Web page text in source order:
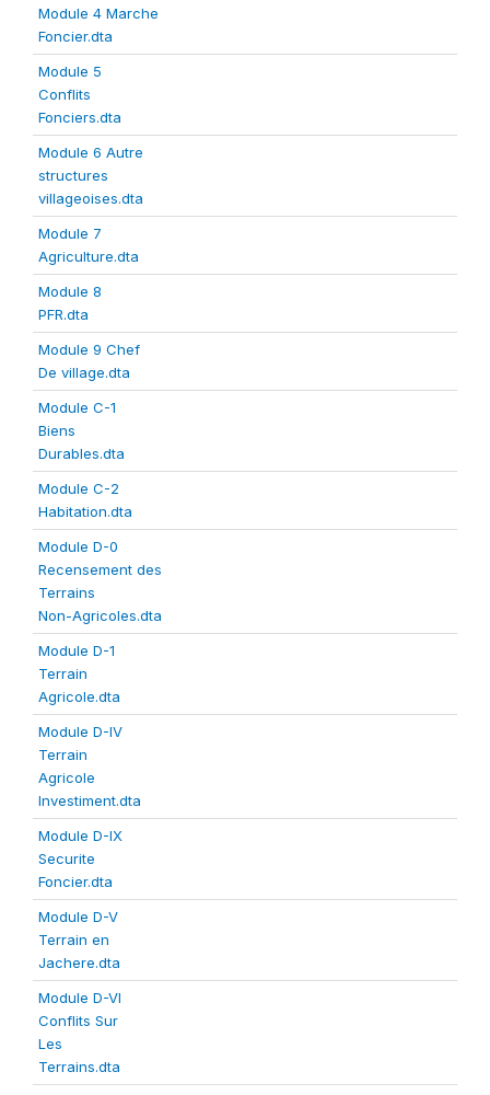
Module 4 Marche
Foncier.dta
Module 5
Conflits
Fonciers.dta
Module 6 Autre
structures
villageoises.dta
Module 7
Agriculture.dta
Module 8
PFR.dta
Module 9 Chef
De village.dta
Module C-1
Biens
Durables.dta
Module C-2
Habitation.dta
Module D-0
Recensement des
Terrains
Non-Agricoles.dta
Module D-1
Terrain
Agricole.dta
Module D-IV
Terrain
Agricole
Investiment.dta
Module D-IX
Securite
Foncier.dta
Module D-V
Terrain en
Jachere.dta
Module D-VI
Conflits Sur
Les
Terrains.dta